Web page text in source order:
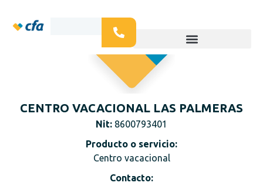
CENTRO VACACIONAL LAS PALMERAS
Nit: 8600793401
Producto o servicio:
Centro vacacional
Contacto: